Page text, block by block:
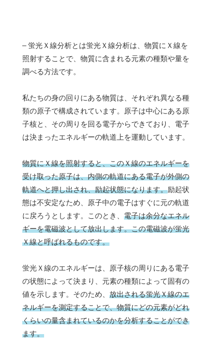
– 蛍光Ｘ線分析とは蛍光Ｘ線分析は、物質にＸ線を
照射することで、物質に含まれる元素の種類や量を
調べる方法です。
私たちの身の回りにある物質は、それぞれ異なる種
類の原子で構成されています。原子は中心にある原
子核と、その周りを回る電子からできており、電子
は決まったエネルギーの軌道上を運動しています。
物質にＸ線を照射すると、このＸ線のエネルギーを
受け取った原子は、内側の軌道にある電子が外側の
軌道へと押し出され、励起状態になります。励起状
態は不安定なため、原子中の電子はすぐに元の軌道
に戻ろうとします。このとき、 電子は余分なエネル
ギーを電磁波として放出します。この電磁波が蛍光
Ｘ線と呼ばれるものです。
蛍光Ｘ線のエネルギーは、原子核の周りにある電子
の状態によって決まり、元素の種類によって固有の
値を示します。そのため、 放出される蛍光Ｘ線のエ
ネルギーを測定することで、物質にどの元素がどれ
くらいの量含まれているのかを分析することができ
ます。